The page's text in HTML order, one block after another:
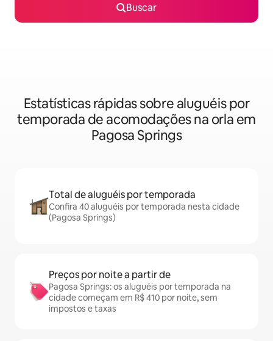
Buscar
Estatísticas rápidas sobre aluguéis por
temporada de acomodações na orla em
Pagosa Springs
Total de aluguéis por temporada
Confira 40 aluguéis por temporada nesta cidade
(Pagosa Springs)
Preços por noite a partir de
Pagosa Springs: os aluguéis por temporada na
cidade começam em R$ 410 por noite, sem
impostos e taxas